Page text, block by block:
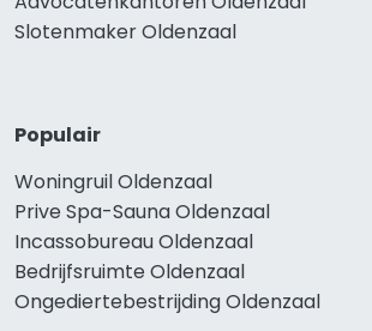
Slotenmaker Oldenzaal
Populair
Woningruil Oldenzaal
Prive Spa-Sauna Oldenzaal
Incassobureau Oldenzaal
Bedrijfsruimte Oldenzaal
Ongediertebestrijding Oldenzaal